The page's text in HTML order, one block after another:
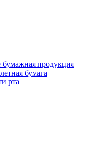
бумажная продукция
бумага
рта